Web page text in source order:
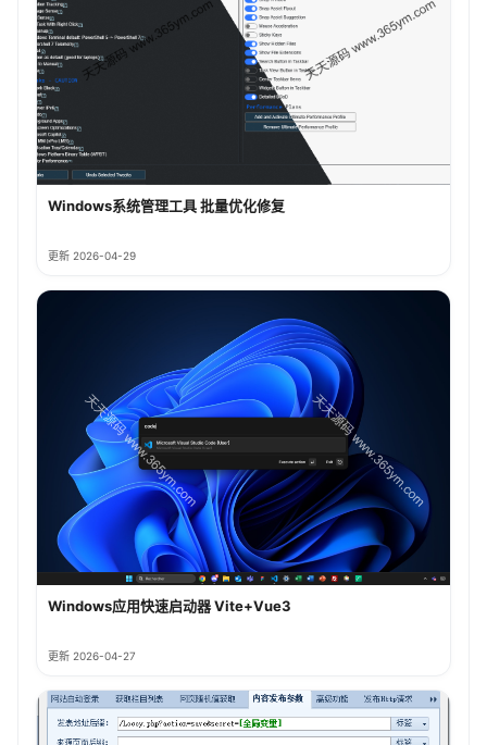
Windows系统管理工具 批量优化修复
更新 2026-04-29
Windows应用快速启动器 Vite+Vue3
更新 2026-04-27